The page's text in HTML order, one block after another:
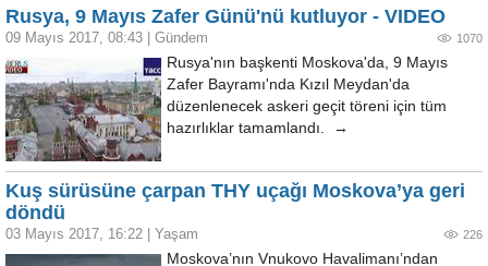
Rusya, 9 Mayıs Zafer Günü'nü kutluyor - VIDEO
09 Mayıs 2017, 08:43 Gündem 1070
Rusya'nın başkenti Moskova'da, 9 Mayıs
Zafer Bayramı'nda Kızıl Meydan'da
düzenlenecek askeri geçit töreni için tüm
hazırlıklar tamamlandı. →
Kuş sürüsüne çarpan THY uçağı Moskova’ya geri
döndü
03 Mayıs 2017, 16:22 Yaşam 226
Moskova’nın Vnukovo Havalimanı’ndan